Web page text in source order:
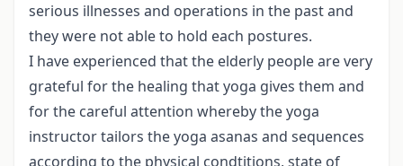
serious illnesses and operations in the past and
they were not able to hold each postures.
I have experienced that the elderly people are very
grateful for the healing that yoga gives them and
for the careful attention whereby the yoga
instructor tailors the yoga asanas and sequences
according to the physical condtitions, state of